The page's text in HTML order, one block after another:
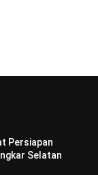
Persiapan
Selatan